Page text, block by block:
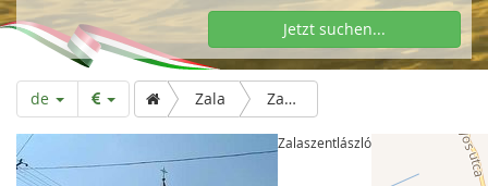
t
e
Jetzt suchen...
de Zala Zalaszentlászló
Zalaszentlászló